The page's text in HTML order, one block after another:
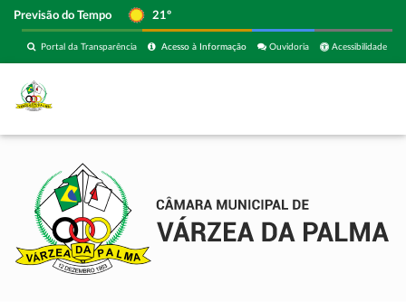
Previsão do Tempo 21º
Acessibilidade
Ouvidoria
Acesso à Informação
Portal da Transparência